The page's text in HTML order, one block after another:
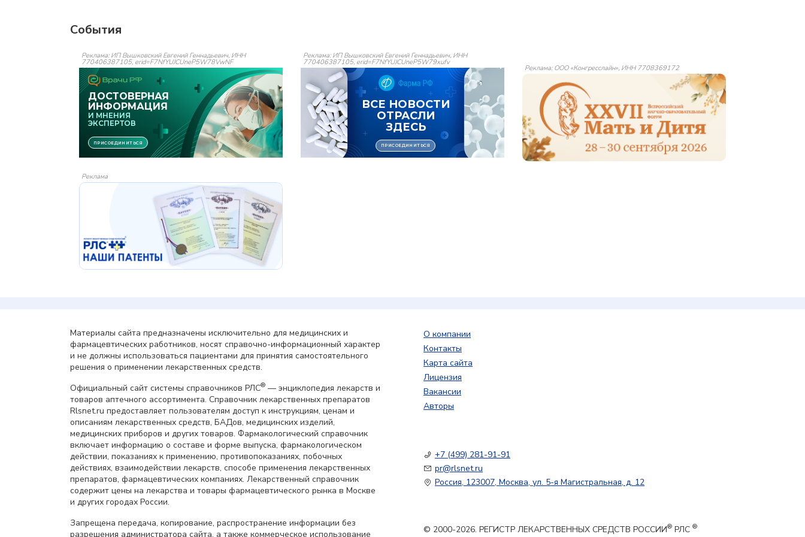
События
Реклама: ИП Вышковский Евгений Геннадьевич, ИНН
770406387105, erid=F7NfYUJCUneP5W78VwNF
Реклама: ИП Вышковский Евгений Геннадьевич, ИНН
770406387105, erid=F7NfYUJCUneP5W79xufv
Реклама: ООО «Конгресслайн», ИНН 7708369172
Реклама
Материалы сайта предназначены исключительно для медицинских и
фармацевтических работников, носят справочно-информационный характер
и не должны использоваться пациентами для принятия самостоятельного
решения о применении лекарственных средств.
Официальный сайт системы справочников РЛС® — энциклопедия лекарств и
товаров аптечного ассортимента. Справочник лекарственных препаратов
Rlsnet.ru предоставляет пользователям доступ к инструкциям, ценам и
описаниям лекарственных средств, БАДов, медицинских изделий,
медицинских приборов и других товаров. Фармакологический справочник
включает информацию о составе и форме выпуска, фармакологическом
действии, показаниях к применению, противопоказаниях, побочных
действиях, взаимодействии лекарств, способе применения лекарственных
препаратов, фармацевтических компаниях. Лекарственный справочник
содержит цены на лекарства и товары фармацевтического рынка в Москве
и других городах России.
Запрещена передача, копирование, распространение информации без
разрешения администратора сайта, а также коммерческое использование
О компании
Контакты
Карта сайта
Лицензия
Вакансии
Авторы
+7 (499) 281-91-91
pr@rlsnet.ru
Россия, 123007, Москва, ул. 5-я Магистральная, д. 12
© 2000-2026. РЕГИСТР ЛЕКАРСТВЕННЫХ СРЕДСТВ РОССИИ® РЛС ®